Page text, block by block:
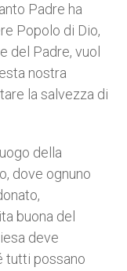
Padre ha
Popolo di Dio,
del Padre, vuol
nostra
la salvezza di
della
dove ognuno
buona del
deve
tutti possano